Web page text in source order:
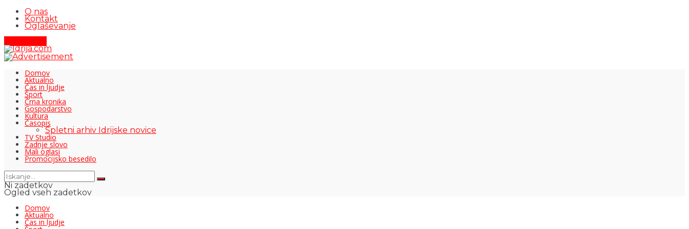
O nas
Kontakt
Oglaševanje
Domov
Aktualno
Čas in ljudje
Šport
Črna kronika
Gospodarstvo
Kultura
Časopis
Spletni arhiv Idrijske novice
TV Studio
Zadnje slovo
Mali oglasi
Promocijsko besedilo
Ni zadetkov
Ogled vseh zadetkov
Domov
Aktualno
Čas in ljudje